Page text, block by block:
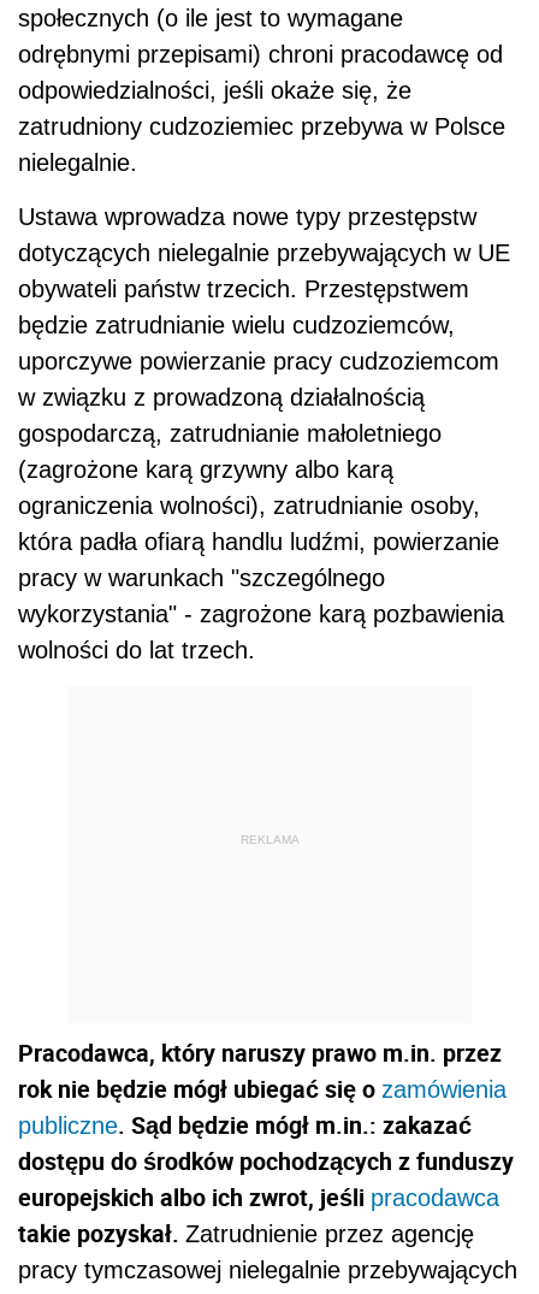
społecznych (o ile jest to wymagane
odrębnymi przepisami) chroni pracodawcę od
odpowiedzialności, jeśli okaże się, że
zatrudniony cudzoziemiec przebywa w Polsce
nielegalnie.
Ustawa wprowadza nowe typy przestępstw
dotyczących nielegalnie przebywających w UE
obywateli państw trzecich. Przestępstwem
będzie zatrudnianie wielu cudzoziemców,
uporczywe powierzanie pracy cudzoziemcom
w związku z prowadzoną działalnością
gospodarczą, zatrudnianie małoletniego
(zagrożone karą grzywny albo karą
ograniczenia wolności), zatrudnianie osoby,
która padła ofiarą handlu ludźmi, powierzanie
pracy w warunkach "szczególnego
wykorzystania" - zagrożone karą pozbawienia
wolności do lat trzech.
REKLAMA
Pracodawca, który naruszy prawo m.in. przez
rok nie będzie mógł ubiegać się o zamówienia
publiczne. Sąd będzie mógł m.in.: zakazać
dostępu do środków pochodzących z funduszy
europejskich albo ich zwrot, jeśli pracodawca
takie pozyskał. Zatrudnienie przez agencję
pracy tymczasowej nielegalnie przebywających